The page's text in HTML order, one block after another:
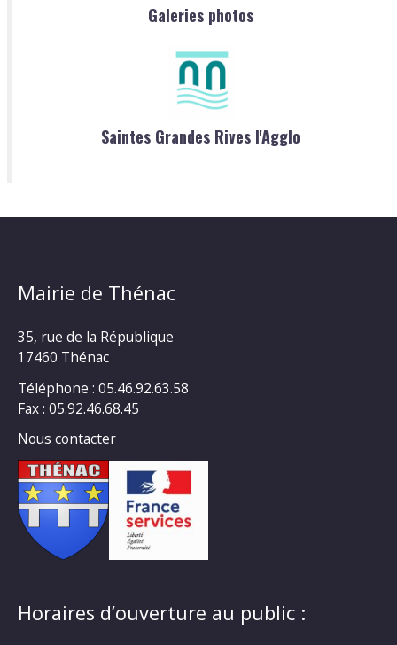
Galeries photos
Saintes Grandes Rives l'Agglo
Mairie de Thénac
35, rue de la République
17460 Thénac
Téléphone : 05.46.92.63.58
Fax : 05.92.46.68.45
Nous contacter
Horaires d’ouverture au public :